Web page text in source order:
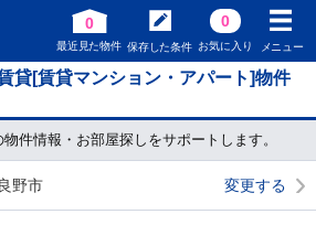
0
最近見た物件 保存した条件
0
お気に入り メニュー
貸[賃貸マンション・アパート]物件
件情報・お部屋探しをサポートします。
野市 変更する